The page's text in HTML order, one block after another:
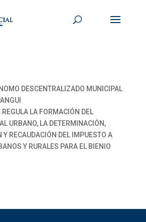
DESCENTRALIZADO MUNICIPAL
LA FORMACIÓN DEL
URBANO, LA DETERMINACIÓN,
RECAUDACIÓN DEL IMPUESTO A
Y RURALES PARA EL BIENIO